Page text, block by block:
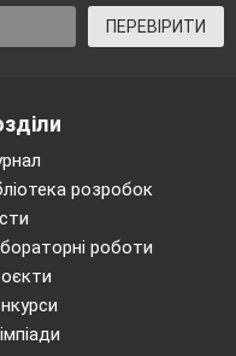
ПЕРЕВІРИТИ
розробок
роботи